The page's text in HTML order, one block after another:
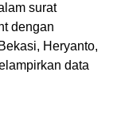
surat
dengan
Heryanto,
data